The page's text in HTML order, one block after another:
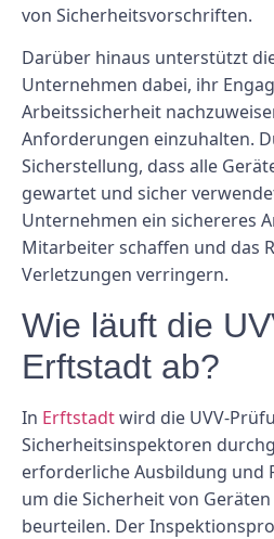
von Sicherheitsvorschriften.
Darüber hinaus unterstützt
Unternehmen dabei, ihr
Arbeitssicherheit
Anforderungen einzuhalten.
Sicherstellung, dass alle
gewartet und sicher
Unternehmen ein sichereres
Mitarbeiter schaffen und das
Verletzungen verringern.
Wie läuft die
Erftstadt ab?
In Erftstadtwird die UVV-
Sicherheitsinspektoren
erforderliche Ausbildung und
um die Sicherheit von
beurteilen. Der